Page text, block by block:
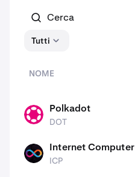
Tutti
NOME
Polkadot
DOT
ICP Internet Computer
ICP